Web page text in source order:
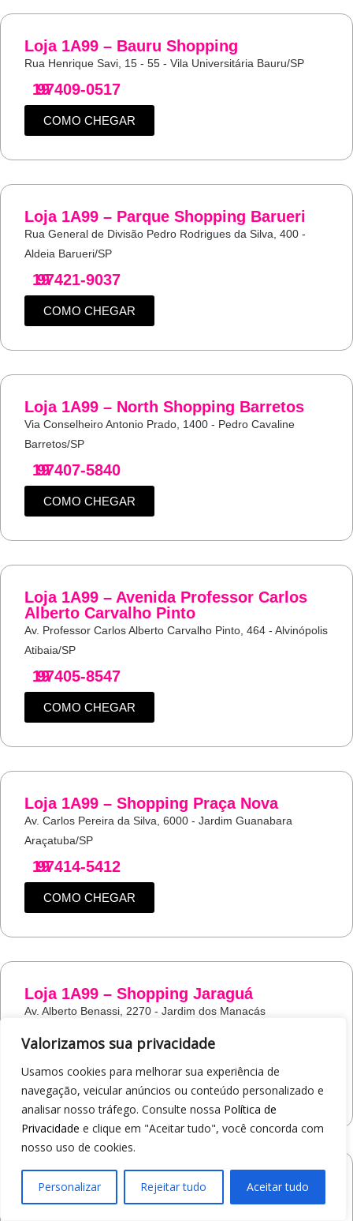
Valorizamos sua privacidade
Usamos cookies para melhorar sua experiência de
navegação, veicular anúncios ou conteúdo personalizado e
analisar nosso tráfego. Consulte nossa Política de
Privacidade e clique em "Aceitar tudo", você concorda com
nosso uso de cookies.
Personalizar Rejeitar tudo Aceitar tudo
Loja 1A99 – Bauru Shopping
Rua Henrique Savi, 15 - 55 - Vila Universitária Bauru/SP
19
97409-0517
COMO CHEGAR
Loja 1A99 – Parque Shopping Barueri
Rua General de Divisão Pedro Rodrigues da Silva, 400 -
Aldeia Barueri/SP
19
97421-9037
COMO CHEGAR
Loja 1A99 – North Shopping Barretos
Via Conselheiro Antonio Prado, 1400 - Pedro Cavaline
Barretos/SP
19
97407-5840
COMO CHEGAR
Loja 1A99 – Avenida Professor Carlos
Alberto Carvalho Pinto
Av. Professor Carlos Alberto Carvalho Pinto, 464 - Alvinópolis
Atibaia/SP
19
97405-8547
COMO CHEGAR
Loja 1A99 – Shopping Praça Nova
Av. Carlos Pereira da Silva, 6000 - Jardim Guanabara
Araçatuba/SP
19
97414-5412
COMO CHEGAR
Loja 1A99 – Shopping Jaraguá
Av. Alberto Benassi, 2270 - Jardim dos Manacás
COMO CHEGAR
Loja 1A99 – Avenida Monte Sião
19
97421-9502